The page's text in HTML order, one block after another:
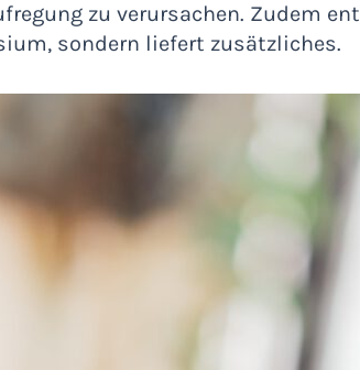
zu verursachen. Zudem
sondern liefert zusätzliches.